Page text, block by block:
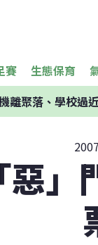
賽 生態保育
離聚落、學校過
」